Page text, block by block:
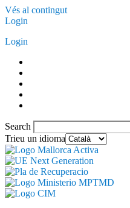
Vés al contingut
Login
Login
Search
Trieu un idioma